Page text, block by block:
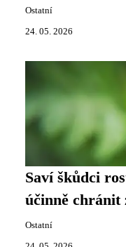
Ostatní
24. 05. 2026
Saví škůdci
účinně chránit
Ostatní